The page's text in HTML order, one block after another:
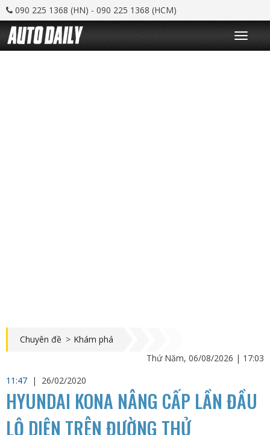
090 225 1368 (HN) - 090 225 1368 (HCM)
T
o
g
Chuyên đề > Khám phá
Thứ Năm, 06/08/2026 | 17:03
11:47 | 26/02/2020
HYUNDAI KONA NÂNG CẤP LẦN ĐẦU
LỘ DIỆN TRÊN ĐƯỜNG THỬ